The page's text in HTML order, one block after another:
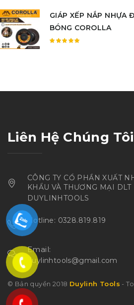
hạng
5.00 5
GIÁP XẾP NẮP NHỰA
BÓNG COROLLA
Liên Hệ Chúng Tôi
CÔNG TY CỔ PHẦN XUẤT
KHẨU VÀ THƯƠNG MẠI DLT
DUYLINHTOOLS
Hotline: 0328.819.819
Email:
duylinhtools@gmail.com
© Bản quyền 2018 Duylinh Tools -